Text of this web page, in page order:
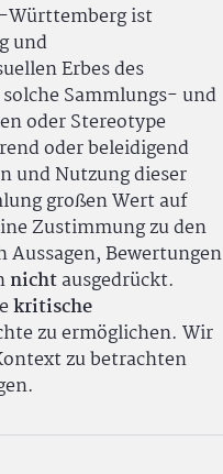
Württemberg ist
und
Erbes des
Sammlungs- und
oder Stereotype
oder beleidigend
und Nutzung dieser
großen Wert auf
Zustimmung zu den
Bewertungen
nichtausgedrückt.
kritische
zu ermöglichen. Wir
zu betrachten